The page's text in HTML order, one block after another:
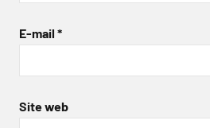
E-mail *
Site web